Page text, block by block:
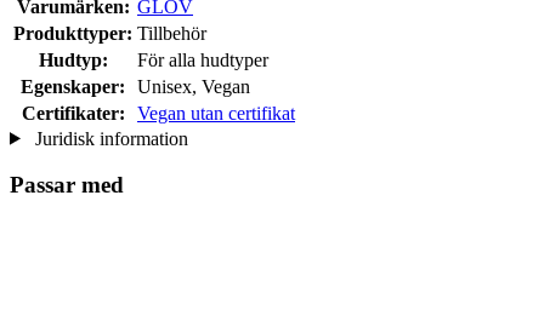
Varumärken: GLOV
Produkttyper: Tillbehör
Hudtyp:
För alla hudtyper
Egenskaper:
Unisex, Vegan
Certifikater:
Vegan utan certifikat
Juridisk information
Passar med